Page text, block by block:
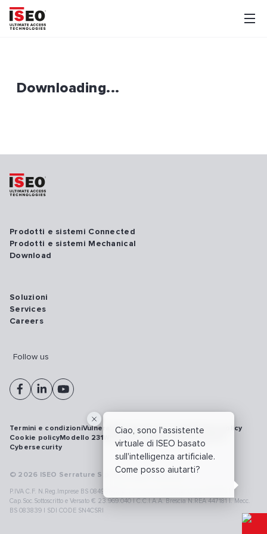
Downloading...
Ciao, sono l'assistente
virtuale di ISEO basato
sull'intelligenza artificiale.
Come posso aiutarti?
Prodotti e sistemi Connected
Prodotti e sistemi Mechanical
Download
Soluzioni
Services
Careers
Follow us
© 2026 ISEO Serrature S.p.A. All right reserved
P.IVA C.F. N.Reg.Imprese BS 08499190018 | Cap.Soc.Deliberato € 24.340.965 |
Cap.Soc.Sottoscritto e Versato € 23.969.040 | C.C.I.A.A. Brescia N.REA 447181 |. Mecc.
BS 083839 | SDI CODE SN4CSRI
Termini e condizioniVulnerability disclosure policyPrivacy policy
Cookie policyModello 231WhistleblowingRichiamo prodotti
Cybersecurity